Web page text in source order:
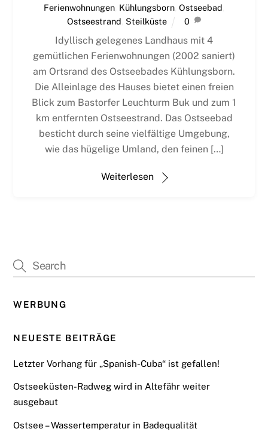
Ferienwohnungen Kühlungsborn Ostseebad
Ostseestrand Steilküste 0
Idyllisch gelegenes Landhaus mit 4
gemütlichen Ferienwohnungen (2002 saniert)
am Ortsrand des Ostseebades Kühlungsborn.
Die Alleinlage des Hauses bietet einen freien
Blick zum Bastorfer Leuchturm Buk und zum 1
km entfernten Ostseestrand. Das Ostseebad
besticht durch seine vielfältige Umgebung,
wie das hügelige Umland, den feinen […]
Weiterlesen
WERBUNG
NEUESTE BEITRÄGE
Letzter Vorhang für „Spanish-Cuba“ ist gefallen!
Ostseeküsten-Radweg wird in Altefähr weiter
ausgebaut
Ostsee – Wassertemperatur in Badequalität